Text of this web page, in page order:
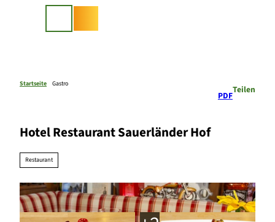
Startseite Gastro
PDF
Teilen
Hotel Restaurant Sauerländer Hof
Restaurant